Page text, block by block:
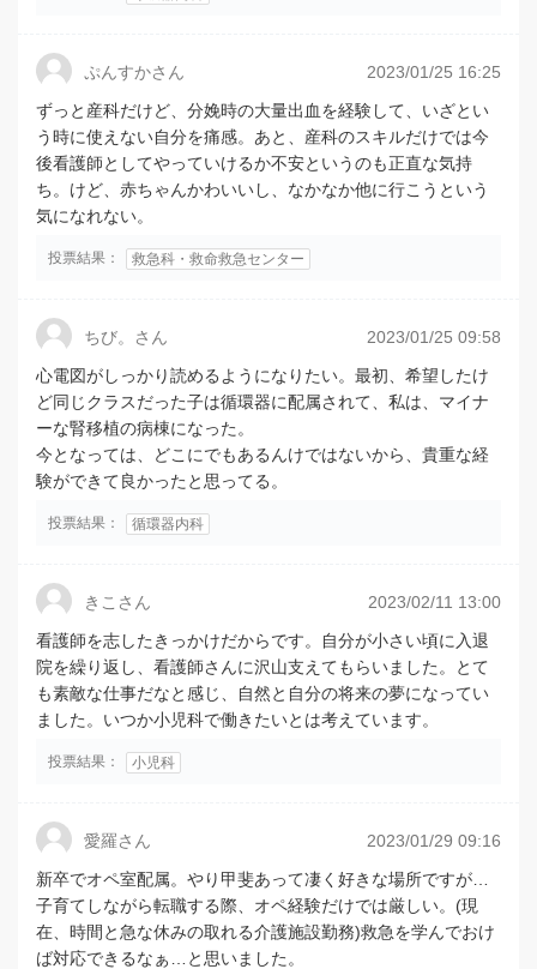
ぷんすかさん
2023/01/25 16:25
ずっと産科だけど、分娩時の大量出血を経験して、いざとい
う時に使えない自分を痛感。あと、産科のスキルだけでは今
後看護師としてやっていけるか不安というのも正直な気持
ち。けど、赤ちゃんかわいいし、なかなか他に行こうという
気になれない。
投票結果： 救急科・救命救急センター
ちび。さん
2023/01/25 09:58
心電図がしっかり読めるようになりたい。最初、希望したけ
ど同じクラスだった子は循環器に配属されて、私は、マイナ
ーな腎移植の病棟になった。
今となっては、どこにでもあるんけではないから、貴重な経
験ができて良かったと思ってる。
投票結果： 循環器内科
きこさん
2023/02/11 13:00
看護師を志したきっかけだからです。自分が小さい頃に入退
院を繰り返し、看護師さんに沢山支えてもらいました。とて
も素敵な仕事だなと感じ、自然と自分の将来の夢になってい
ました。いつか小児科で働きたいとは考えています。
投票結果： 小児科
愛羅さん
2023/01/29 09:16
新卒でオペ室配属。やり甲斐あって凄く好きな場所ですが…
子育てしながら転職する際、オペ経験だけでは厳しい。(現
在、時間と急な休みの取れる介護施設勤務)救急を学んでおけ
ば対応できるなぁ…と思いました。